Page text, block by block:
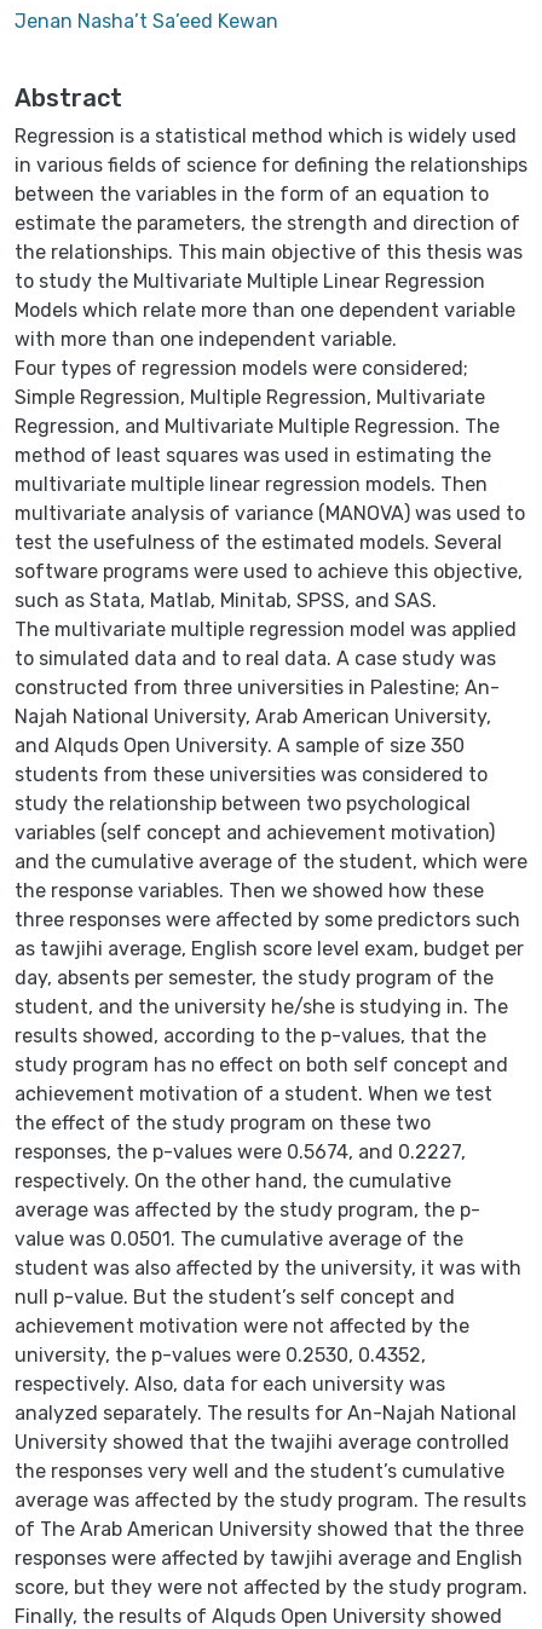
Jenan Nasha’t Sa’eed Kewan
Abstract
Regression is a statistical method which is widely used
in various fields of science for defining the relationships
between the variables in the form of an equation to
estimate the parameters, the strength and direction of
the relationships. This main objective of this thesis was
to study the Multivariate Multiple Linear Regression
Models which relate more than one dependent variable
with more than one independent variable.
Four types of regression models were considered;
Simple Regression, Multiple Regression, Multivariate
Regression, and Multivariate Multiple Regression. The
method of least squares was used in estimating the
multivariate multiple linear regression models. Then
multivariate analysis of variance (MANOVA) was used to
test the usefulness of the estimated models. Several
software programs were used to achieve this objective,
such as Stata, Matlab, Minitab, SPSS, and SAS.
The multivariate multiple regression model was applied
to simulated data and to real data. A case study was
constructed from three universities in Palestine; An-
Najah National University, Arab American University,
and Alquds Open University. A sample of size 350
students from these universities was considered to
study the relationship between two psychological
variables (self concept and achievement motivation)
and the cumulative average of the student, which were
the response variables. Then we showed how these
three responses were affected by some predictors such
as tawjihi average, English score level exam, budget per
day, absents per semester, the study program of the
student, and the university he/she is studying in. The
results showed, according to the p-values, that the
study program has no effect on both self concept and
achievement motivation of a student. When we test
the effect of the study program on these two
responses, the p-values were 0.5674, and 0.2227,
respectively. On the other hand, the cumulative
average was affected by the study program, the p-
value was 0.0501. The cumulative average of the
student was also affected by the university, it was with
null p-value. But the student’s self concept and
achievement motivation were not affected by the
university, the p-values were 0.2530, 0.4352,
respectively. Also, data for each university was
analyzed separately. The results for An-Najah National
University showed that the twajihi average controlled
the responses very well and the student’s cumulative
average was affected by the study program. The results
of The Arab American University showed that the three
responses were affected by tawjihi average and English
score, but they were not affected by the study program.
Finally, the results of Alquds Open University showed